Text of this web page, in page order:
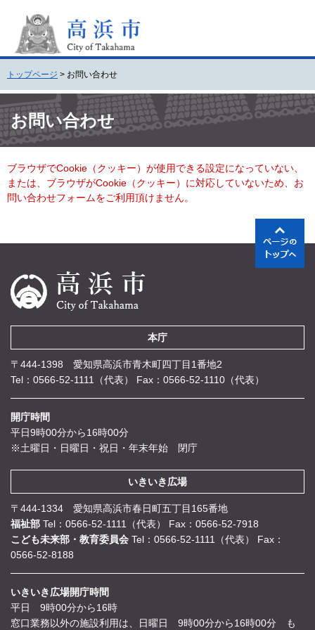
頭
で
す
。
飛
ば
し
て
本
へ
トップページ > お問い合わせ
文 お問い合わせ
ブラウザでCookie（クッキー）が使用できる設定になっていない、
または、ブラウザがCookie（クッキー）に対応していないため、お
問い合わせフォームをご利用頂けません。
本庁
〒444-1398 愛知県高浜市青木町四丁目1番地2
Tel：0566-52-1111（代表）
Fax：0566-52-1110（代表）
開庁時間
平日9時00分から16時00分
※土曜日・日曜日・祝日・年末年始 閉庁
いきいき広場
〒444-1334 愛知県高浜市春日町五丁目165番地
福祉部 Tel：0566-52-1111（代表）
Fax：0566-52-7918
こども未来部・教育委員会 Tel：0566-52-1111（代表）
Fax：
0566-52-8188
いきいき広場開庁時間
平日 9時00分から16時
窓口業務以外の施設利用は、日曜日 9時00分から16時00分 も